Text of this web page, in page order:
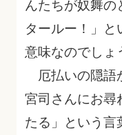
んたちが奴舞の
タールー！」
意味なのでしょ
厄払いの隠語
宮司さんにお尋
たる」という言